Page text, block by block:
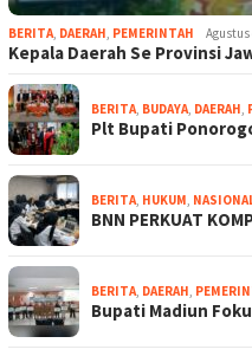
BERITA DAERAH PEMERINTAH Agustus
Kepala Daerah Se Provinsi
BERITA BUDAYA DAERAH
Plt Bupati
BERITA HUKUM
BNN PERKUAT
BERITA DAERAH
Bupati Madiun